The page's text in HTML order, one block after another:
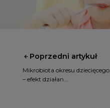
Poprzedni artykuł
Mikrobiota okresu dziecięcego
– efekt działan...